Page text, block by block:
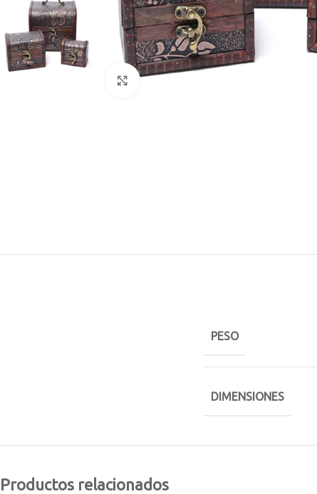
Click to enlarge
PESO
DIMENSIONES
Productos relacionados